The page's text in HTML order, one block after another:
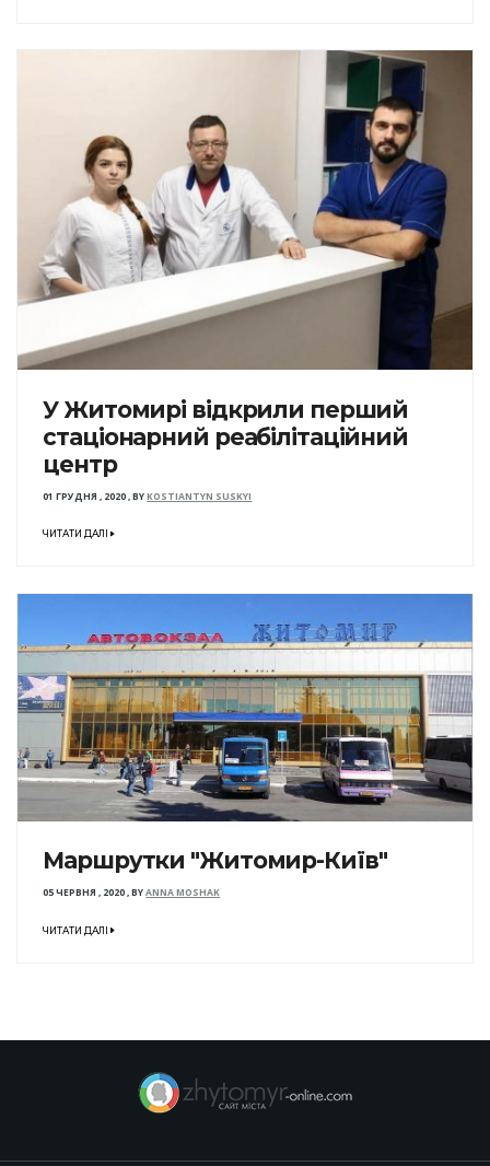
У Житомирі відкрили перший
стаціонарний реабілітаційний
центр
01 ГРУДНЯ , 2020,BYKOSTIANTYN SUSKYI
ЧИТАТИ ДАЛІ
Маршрутки "Житомир-Київ"
05 ЧЕРВНЯ , 2020,BYANNA MOSHAK
ЧИТАТИ ДАЛІ